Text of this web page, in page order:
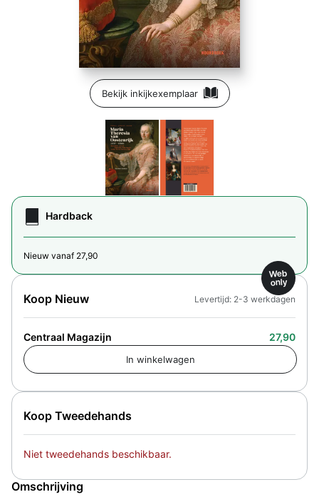
Bekijk inkijkexemplaar
Hardback
Nieuw vanaf 27,90
Koop Tweedehands
Niet tweedehands beschikbaar.
Koop Nieuw
Web
only
Centraal Magazijn 27,90
Levertijd: 2-3 werkdagen
Omschrijving